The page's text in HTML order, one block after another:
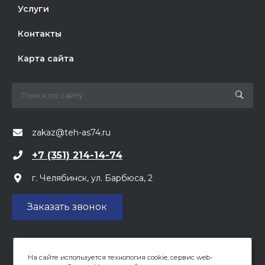
Услуги
Контакты
Карта сайта
zakaz@teh-as74.ru
+7 (351) 214-14-74
г. Челябинск, ул. Барбюса, 2
Заказать звонок
Вся предоставленная на сайте информация, касающаяся
На сайте используется технология cookie, сервис web-